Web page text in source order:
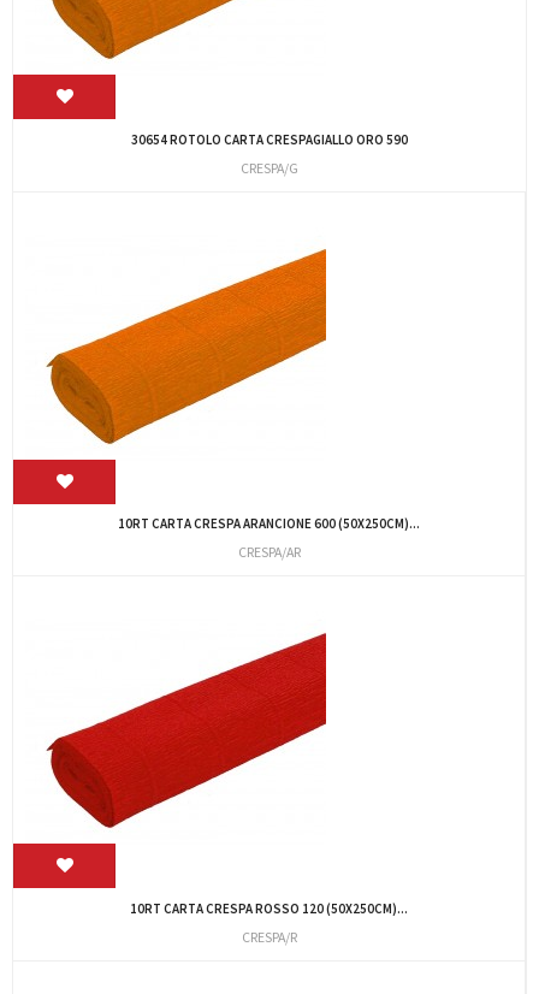
30654 ROTOLO CARTA CRESPAGIALLO ORO 590
CRESPA/G
10RT CARTA CRESPA ARANCIONE 600 (50X250CM)...
CRESPA/AR
10RT CARTA CRESPA ROSSO 120 (50X250CM)...
CRESPA/R